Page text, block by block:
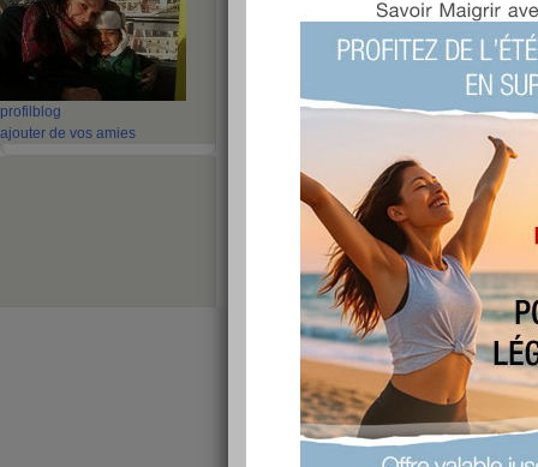
profil blog
ajouter de vos amies
Blog de
Le porte bébé :
porte bébé ?
publié le 28/08/2008 à 13:15
Bonjour les futures mamans
Comment allez-vous aujourd'hui ?
Et bien, je vous propose de vous parler du
Le porte bébé permet de porter votre enfant
vos courses au supermarché, faites votre
Et vous, les futures mamans que pensez-